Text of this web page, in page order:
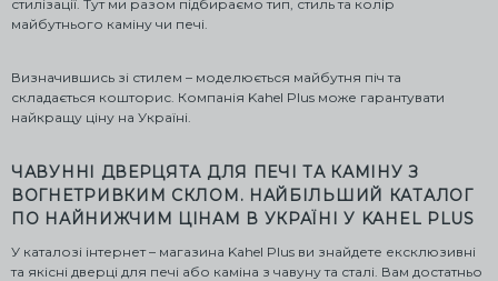
стилізації. Тут ми разом підбираємо тип, стиль та колір
майбутнього каміну чи печі.
Визначившись зі стилем – моделюється майбутня піч та
складається кошторис. Компанія Kahel Plus може гарантувати
найкращу ціну на Україні.
ЧАВУННІ ДВЕРЦЯТА ДЛЯ ПЕЧІ ТА КАМІНУ З
ВОГНЕТРИВКИМ СКЛОМ. НАЙБІЛЬШИЙ КАТАЛОГ
ПО НАЙНИЖЧИМ ЦІНАМ В УКРАЇНІ У KAHEL PLUS
У каталозі інтернет – магазина Kahel Plus ви знайдете ексклюзивні
та якісні дверці для печі або каміна з чавуну та сталі. Вам достатньо